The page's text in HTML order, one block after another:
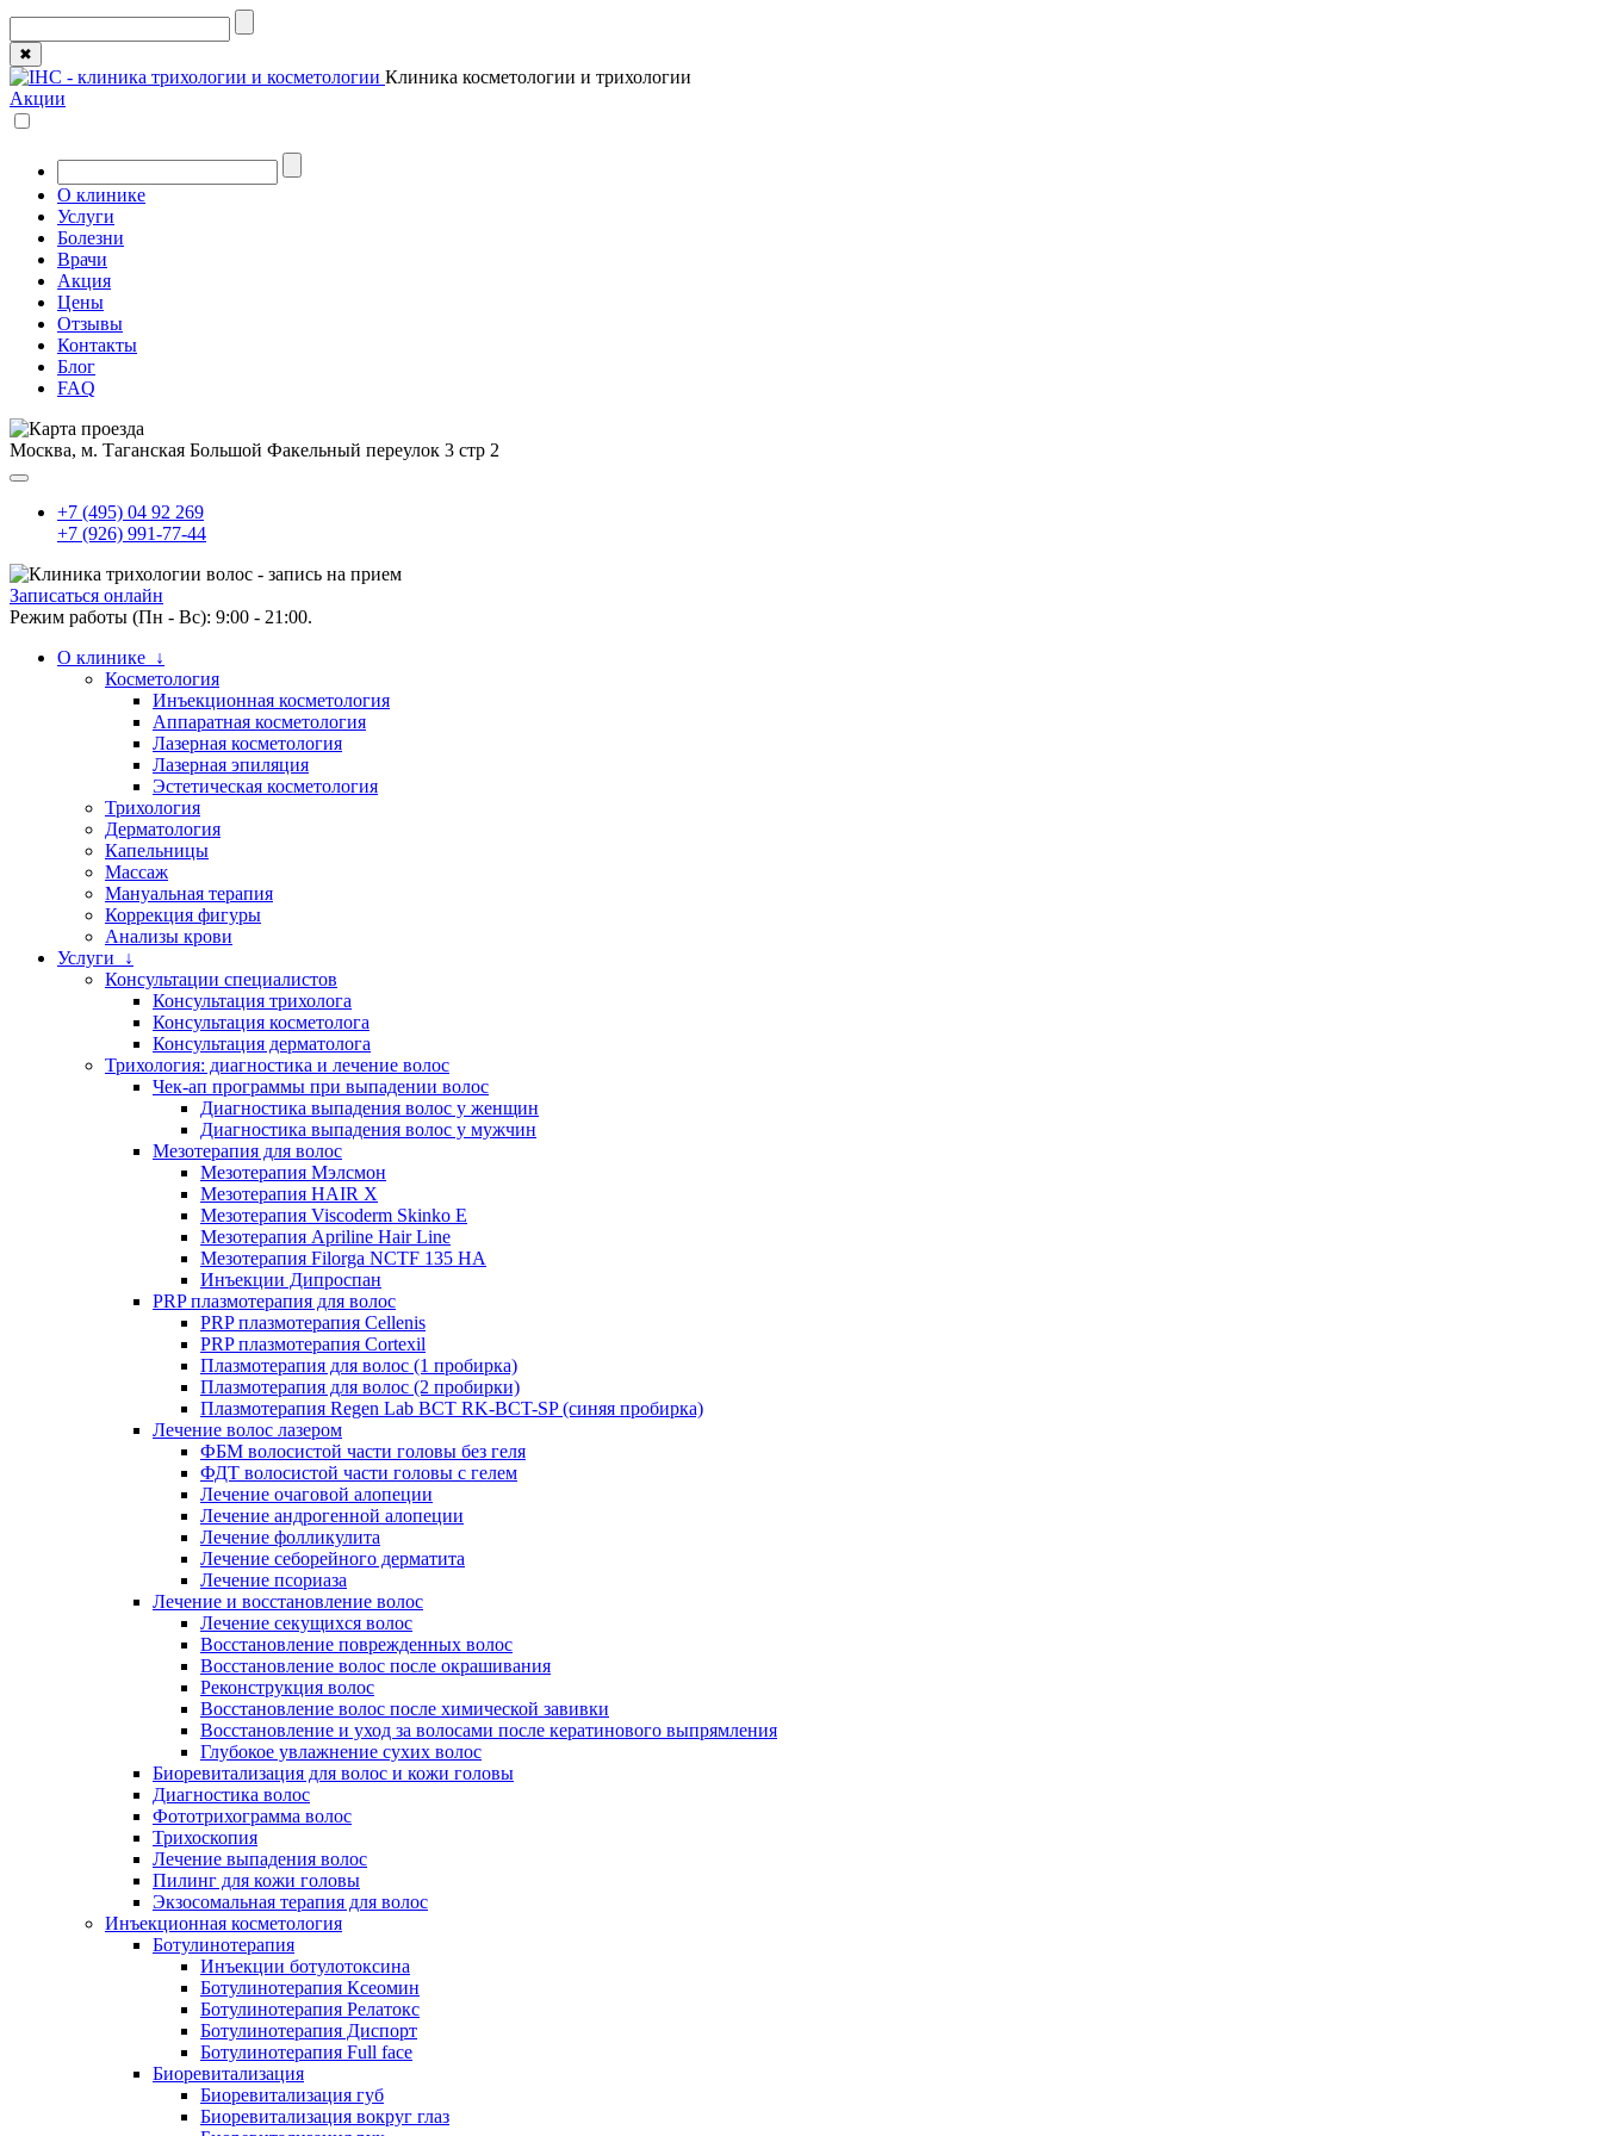
✖
Клиника косметологии и трихологии
Акции
О клинике
Услуги
Болезни
Врачи
Акция
Цены
Отзывы
Контакты
Блог
FAQ
Москва, м. Таганская Большой Факельный переулок 3 стр 2
+7 (495) 04 92 269
+7 (926) 991-77-44
Записаться онлайн
Режим работы (Пн - Вс): 9:00 - 21:00.
О клинике ↓
Косметология
Инъекционная косметология
Аппаратная косметология
Лазерная косметология
Лазерная эпиляция
Эстетическая косметология
Трихология
Дерматология
Капельницы
Массаж
Мануальная терапия
Коррекция фигуры
Анализы крови
Услуги ↓
Консультации специалистов
Консультация трихолога
Консультация косметолога
Консультация дерматолога
Трихология: диагностика и лечение волос
Чек-ап программы при выпадении волос
Диагностика выпадения волос у женщин
Диагностика выпадения волос у мужчин
Мезотерапия для волос
Мезотерапия Мэлсмон
Мезотерапия HAIR X
Мезотерапия Viscoderm Skinko E
Мезотерапия Apriline Hair Line
Мезотерапия Filorga NCTF 135 HA
Инъекции Дипроспан
PRP плазмотерапия для волос
PRP плазмотерапия Cellenis
PRP плазмотерапия Cortexil
Плазмотерапия для волос (1 пробирка)
Плазмотерапия для волос (2 пробирки)
Плазмотерапия Regen Lab BCT RK-BCT-SP (синяя пробирка)
Лечение волос лазером
ФБМ волосистой части головы без геля
ФДТ волосистой части головы с гелем
Лечение очаговой алопеции
Лечение андрогенной алопеции
Лечение фолликулита
Лечение себорейного дерматита
Лечение псориаза
Лечение и восстановление волос
Лечение секущихся волос
Восстановление поврежденных волос
Восстановление волос после окрашивания
Реконструкция волос
Восстановление волос после химической завивки
Восстановление и уход за волосами после кератинового выпрямления
Глубокое увлажнение сухих волос
Биоревитализация для волос и кожи головы
Диагностика волос
Фототрихограмма волос
Трихоскопия
Лечение выпадения волос
Пилинг для кожи головы
Экзосомальная терапия для волос
Инъекционная косметология
Ботулинотерапия
Инъекции ботулотоксина
Ботулинотерапия Ксеомин
Ботулинотерапия Релатокс
Ботулинотерапия Диспорт
Ботулинотерапия Full face
Биоревитализация
Биоревитализация губ
Биоревитализация вокруг глаз